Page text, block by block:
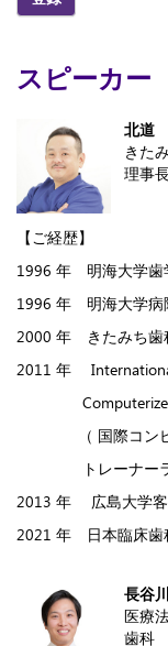
スピーカー
北道
きた
理事
【ご経歴】
1996 年 明海大学歯
1996 年 明海大学病
2000 年 きたみち歯
2011 年
Computerized
（ 国際コンピュ
トレーナーラ
2013 年 広島大学
2021 年 日本臨床歯
長谷
医療
歯科